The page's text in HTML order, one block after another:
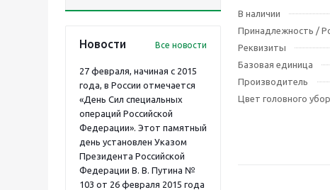
Новости Все новости
27 февраля, начиная с 2015
года, в России отмечается
«День Сил специальных
операций Российской
Федерации». Этот памятный
день установлен Указом
Президента Российской
Федерации В. В. Путина №
103 от 26 февраля 2015 года
В наличии
Принадлежность /
Реквизиты
Базовая единица
Производитель
Цвет головного